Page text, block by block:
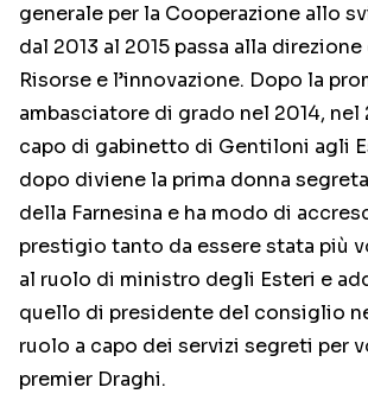
generale per la Cooperazione allo
dal 2013 al 2015 passa alla
Risorse e l’innovazione. Dopo la
ambasciatore di grado nel 2014, nel
capo di gabinetto di Gentiloni agli
dopo diviene la prima donna
della Farnesina e ha modo di
prestigio tanto da essere stata più
al ruolo di ministro degli Esteri e
quello di presidente del consiglio
ruolo a capo dei servizi segreti per
premier Draghi.